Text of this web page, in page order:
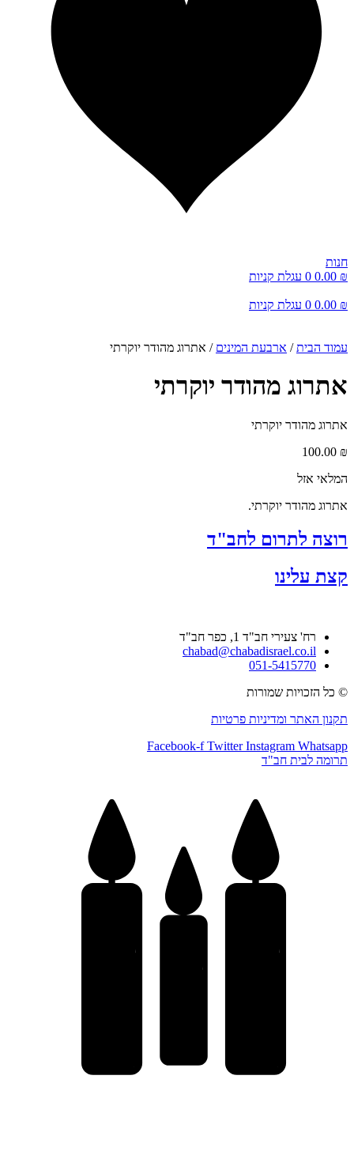
חנות
0.00 ₪
0 עגלת קניות
0.00 ₪
0 עגלת קניות
עמוד הבית/ ארבעת המינים / אתרוג מהודר יוקרתי
אתרוג מהודר יוקרתי
אתרוג מהודר יוקרתי
100.00 ₪
המלאי אזל
אתרוג מהודר יוקרתי.
רוצה לתרום לחב"ד
קצת עלינו
רח' צעירי חב"ד 1, כפר חב"ד
chabad@chabadisrael.co.il
051-5415770
© כל הזכויות שמורות
תקנון האתר ומדיניות פרטיות
Facebook-f Twitter Instagram Whatsapp
תרומה לבית חב"ד